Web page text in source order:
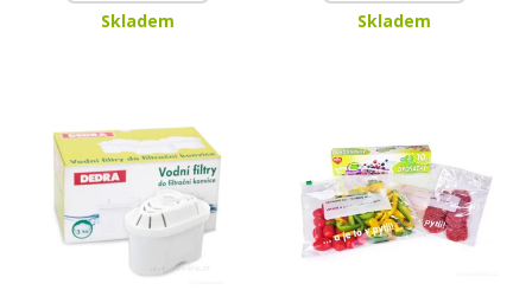
Skladem Skladem